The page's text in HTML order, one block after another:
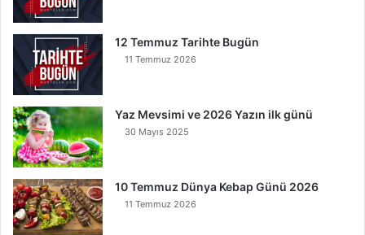
12 Temmuz Tarihte Bugün
11 Temmuz 2026
Yaz Mevsimi ve 2026 Yazın ilk günü
30 Mayıs 2025
10 Temmuz Dünya Kebap Günü 2026
11 Temmuz 2026